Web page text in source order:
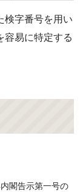
検字番号を用い
容易に特定する
閣告示第一号の